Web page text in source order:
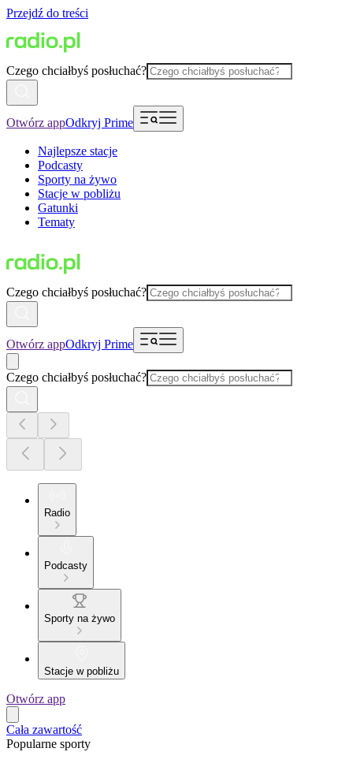
Przejdź do treści
Czego chciałbyś posłuchać?
Otwórz appOdkryj Prime
Najlepsze stacje
Podcasty
Sporty na żywo
Stacje w pobliżu
Gatunki
Tematy
Czego chciałbyś posłuchać?
Otwórz appOdkryj Prime
Czego chciałbyś posłuchać?
Radio
Podcasty
Sporty na żywo
Stacje w pobliżu
Otwórz app
Cała zawartość
Popularne sporty